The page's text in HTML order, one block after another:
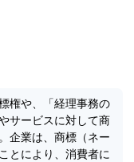
権や、「経理事務の
サービスに対して商
企業は、商標（ネー
とにより、消費者に